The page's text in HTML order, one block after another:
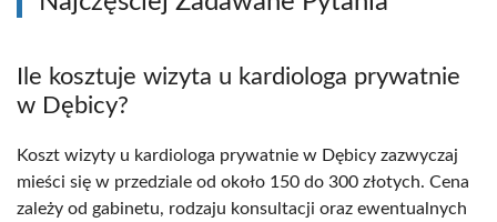
Ile kosztuje wizyta u kardiologa prywatnie
w Dębicy?
Koszt wizyty u kardiologa prywatnie w Dębicy zazwyczaj
mieści się w przedziale od około 150 do 300 złotych. Cena
zależy od gabinetu, rodzaju konsultacji oraz ewentualnych